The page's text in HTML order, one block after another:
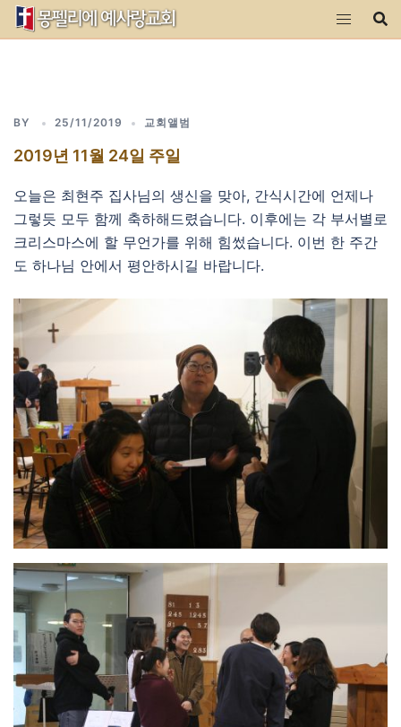
Skip
BY 25/11/2019 교회앨범
2019년 11월 24일 주일
오늘은 최현주 집사님의 생신을 맞아, 간식시간에 언제나
그렇듯 모두 함께 축하해드렸습니다. 이후에는 각 부서별로
크리스마스에 할 무언가를 위해 힘썼습니다. 이번 한 주간
도 하나님 안에서 평안하시길 바랍니다.